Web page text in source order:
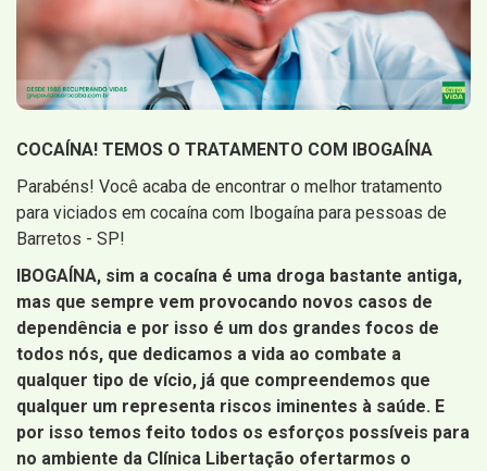
COCAÍNA! TEMOS O TRATAMENTO COM IBOGAÍNA
Parabéns! Você acaba de encontrar o melhor tratamento
para viciados em cocaína com Ibogaína para pessoas de
Barretos - SP!
IBOGAÍNA, sim a cocaína é uma droga bastante antiga,
mas que sempre vem provocando novos casos de
dependência e por isso é um dos grandes focos de
todos nós, que dedicamos a vida ao combate a
qualquer tipo de vício, já que compreendemos que
qualquer um representa riscos iminentes à saúde. E
por isso temos feito todos os esforços possíveis para
no ambiente da Clínica Libertação ofertarmos o